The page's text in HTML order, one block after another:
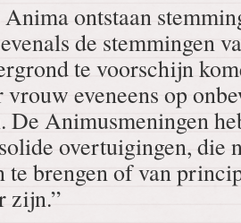
ontstaan
de stemmingen
te voorschijn
vrouw eveneens op
De Animusmeningen
overtuigingen, die
te brengen of van
zijn.”